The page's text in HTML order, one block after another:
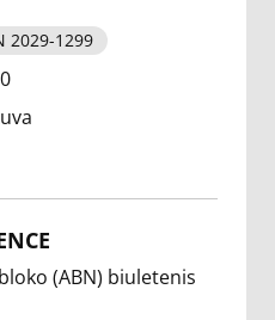
2029-1299
(ABN) biuletenis